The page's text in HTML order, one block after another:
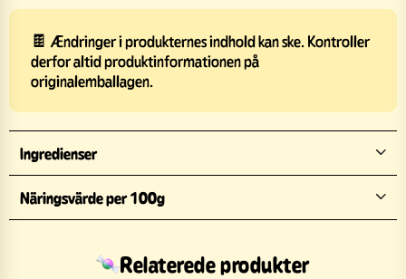
🍫 Ændringer i produkternes indhold kan ske. Kontroller
derfor altid produktinformationen på
originalemballagen.
Ingredienser
Näringsvärde per 100g
Relaterede produkter